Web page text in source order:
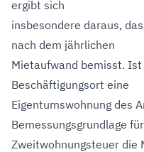
ergibt sich
insbesondere daraus,
nach dem jährlichen
Mietaufwand bemisst.
Beschäftigungsort eine
Eigentumswohnung des
Bemessungsgrundlage
Zweitwohnungsteuer die